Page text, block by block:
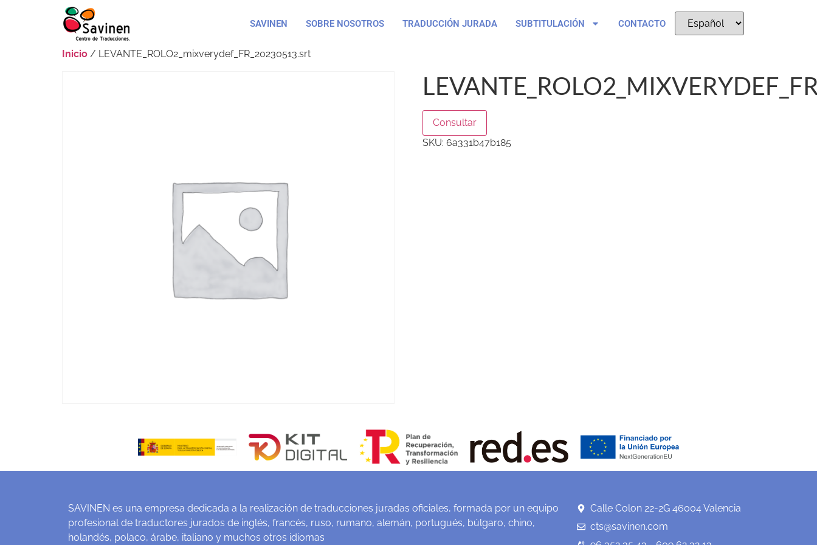
SAVINEN SOBRE NOSOTROS TRADUCCIÓN JURADA SUBTITULACIÓN CONTACTO
Inicio / LEVANTE_ROLO2_mixverydef_FR_20230513.srt
Consultar
SKU: 6a331b47b185
SAVINEN es una empresa dedicada a la realización de traducciones juradas oficiales, formada por un equipo
profesional de traductores jurados de inglés, francés, ruso, rumano, alemán, portugués, búlgaro, chino,
holandés, polaco, árabe, italiano y muchos otros idiomas
Calle Colon 22-2G 46004 Valencia
cts@savinen.com